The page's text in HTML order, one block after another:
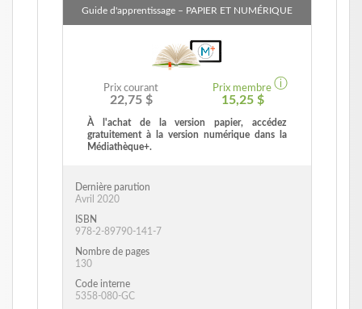
Guide d'apprentissage – PAPIER ET NUMÉRIQUE
Prix courant
22,75 $
Prix membre ⓘ
15,25 $
À l'achat de la version papier, accédez
gratuitement à la version numérique dans la
Médiathèque+.
Dernière parution
Avril 2020
ISBN
978-2-89790-141-7
Nombre de pages
130
Code interne
5358-080-GC